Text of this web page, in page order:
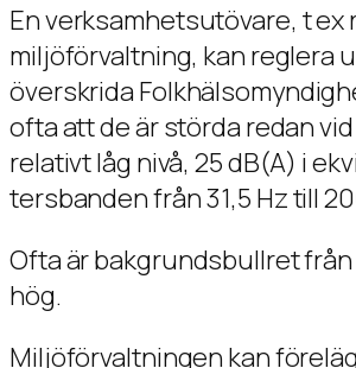
En verksamhetsutövare, t
miljöförvaltning, kan reglera
överskrida
ofta att de är störda redan
relativt låg nivå, 25 dB(A) i
tersbanden från 31,5 Hz till
Ofta är bakgrundsbullret
hög.
Miljöförvaltningen kan